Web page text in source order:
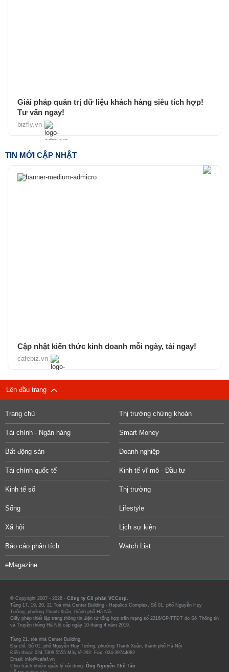
Giải pháp quản trị dữ liệu khách hàng siêu tích hợp!
Tư vấn ngay!
bizfly.vn
TIN MỚI CẬP NHẬT
Cập nhật kiến thức kinh doanh mỗi ngày, tải ngay!
cafebiz.vn
Lên đầu trang
Trang chủ Thị trường chứng khoán
Tài chính - Ngân hàng Smart Money
Bất động sản Doanh nghiệp
Tài chính quốc tế Kinh tế vĩ mô - Đầu tư
Kinh tế số Thị trường
Sống Lifestyle
Xã hội Lịch sự kiện
Báo cáo phân tích Watch List
eMagazine
© Copyright 2007 - 2026 - Công ty Cổ phần VCCorp.
Tầng 17, 19, 20, 21 Toà nhà Center Building - Hapulico Complex, Số 01, phố Nguyễn Huy
Tưởng, phường Thanh Xuân, thành phố Hà Nội
Giấy phép thiết lập trang thông tin điện tử tổng hợp trên mạng số 2216/GP-TTĐT do Sở Thông tin
và Truyền thông Hà Nội cấp ngày 10 tháng 4 năm 2019.
Tầng 21, tòa nhà Center Building.
Địa chỉ: Số 01, phố Nguyễn Huy Tưởng, phường Thanh Xuân, thành phố Hà Nội
Điện thoại: 024 7309 5555 Máy lẻ 292. Fax: 024-39744082
Email: info@cafef.vn
Chịu trách nhiệm quản lý nội dung: Ông Nguyễn Thế Tân